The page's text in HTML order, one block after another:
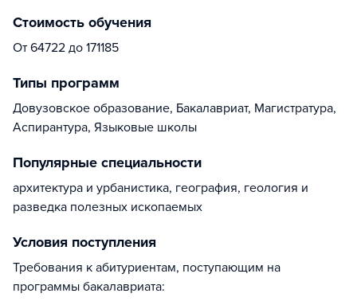
Стоимость обучения
От 64722 до 171185
Типы программ
Довузовское образование, Бакалавриат, Магистратура,
Аспирантура, Языковые школы
Популярные специальности
архитектура и урбанистика, география, геология и
разведка полезных ископаемых
Условия поступления
Требования к абитуриентам, поступающим на
программы бакалавриата: